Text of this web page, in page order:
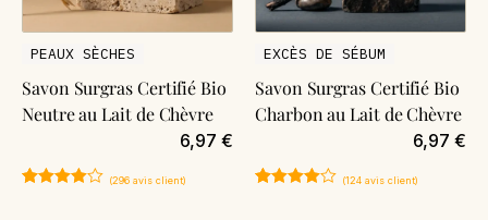
PEAUX SÈCHES
Savon Surgras Certifié Bio
Neutre au Lait de Chèvre
6,97 €
(296avis client)
EXCÈS DE SÉBUM
Savon Surgras Certifié Bio
Charbon au Lait de Chèvre
6,97 €
(124avis client)